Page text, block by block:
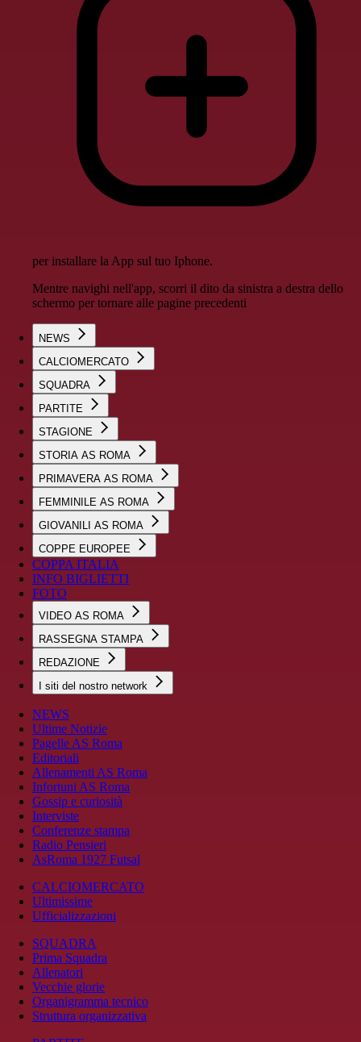
per installare la App sul tuo Iphone.
Mentre navighi nell'app, scorri il dito da sinistra a destra dello
schermo per tornare alle pagine precedenti
NEWS
CALCIOMERCATO
SQUADRA
PARTITE
STAGIONE
STORIA AS ROMA
PRIMAVERA AS ROMA
FEMMINILE AS ROMA
GIOVANILI AS ROMA
COPPE EUROPEE
COPPA ITALIA
INFO BIGLIETTI
FOTO
VIDEO AS ROMA
RASSEGNA STAMPA
REDAZIONE
I siti del nostro network
NEWS
Ultime Notizie
Pagelle AS Roma
Editoriali
Allenamenti AS Roma
Infortuni AS Roma
Gossip e curiosità
Interviste
Conferenze stampa
Radio Pensieri
AsRoma 1927 Futsal
CALCIOMERCATO
Ultimissime
Ufficializzazioni
SQUADRA
Prima Squadra
Allenatori
Vecchie glorie
Organigramma tecnico
Struttura organizzativa